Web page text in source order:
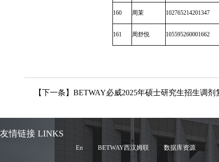
160 周茉 102765214201347
161 周舒悦 105595260001662
【下一条】 BETWAY必威2025年硕士研究生招生调
友情链接 LINKS
En BETWAY西汉姆联 数据库资源